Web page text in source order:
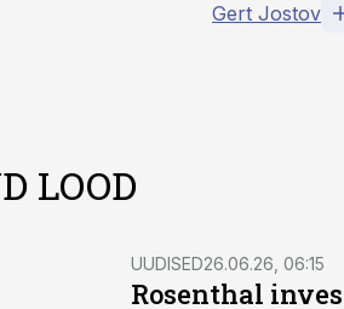
Gert Jostov
LOOD
UUDISED26.06.26, 06:15
Rosenthal